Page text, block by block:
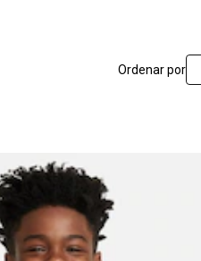
Ordenar por